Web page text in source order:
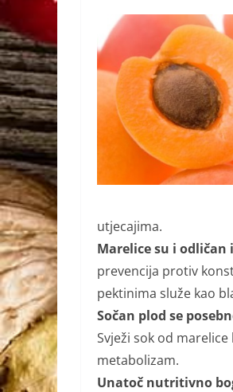
utjecajima.
Marelice su i
prevencija protiv
pektinima služe kao
Sočan plod se
Svježi sok od
metabolizam.
Unatoč nutritivno